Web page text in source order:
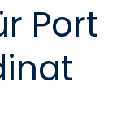
Port